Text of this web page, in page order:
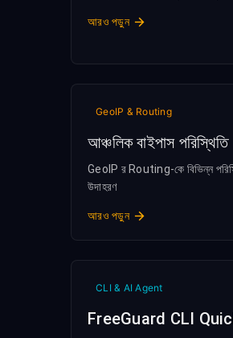
আরও পড়ুন
GeoIP & Routing
আঞ্চলিক বাইপাস পরিস্থিতি
GeoIP র Routing-কে বিভিন্ন
উদাহরণ
আরও পড়ুন
CLI & AI Agent
FreeGuard CLI